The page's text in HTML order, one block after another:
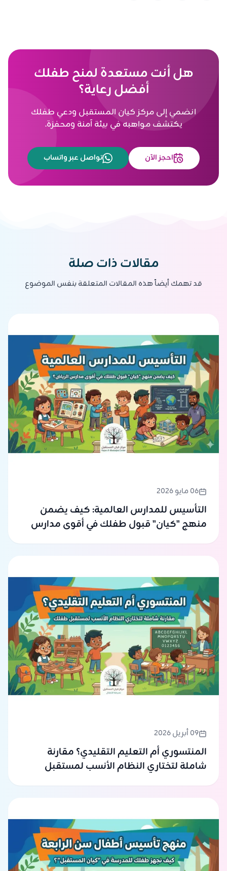
هل أنت مستعدة لمنح طفلك
أفضل رعاية؟
انضمي إلى مركز كيان المستقبل ودعي طفلك
يكتشف مواهبه في بيئة آمنة ومحفزة.
احجز الآن تواصل عبر واتساب
مقالات ذات صلة
قد تهمك أيضاً هذه المقالات المتعلقة بنفس الموضوع
06 مايو 2026
التأسيس للمدارس العالمية: كيف يضمن
منهج "كيان" قبول طفلك في أقوى مدارس
09 أبريل 2026
المنتسوري أم التعليم التقليدي؟ مقارنة
شاملة لتختاري النظام الأنسب لمستقبل